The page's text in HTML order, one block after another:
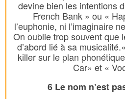
devine bien les intentions
French Bank » ou «
l’euphonie, ni l’imaginaire
On oublie trop souvent que
d’abord lié à sa
killer sur le plan
Car» et «
6 Le nom n’est